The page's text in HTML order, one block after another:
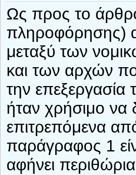
Ως προς το
πληροφόρησης)
μεταξύ των
και των αρχών
την
ήταν χρήσιμο να
επιτρεπόμενα
παράγραφος 1
αφήνει